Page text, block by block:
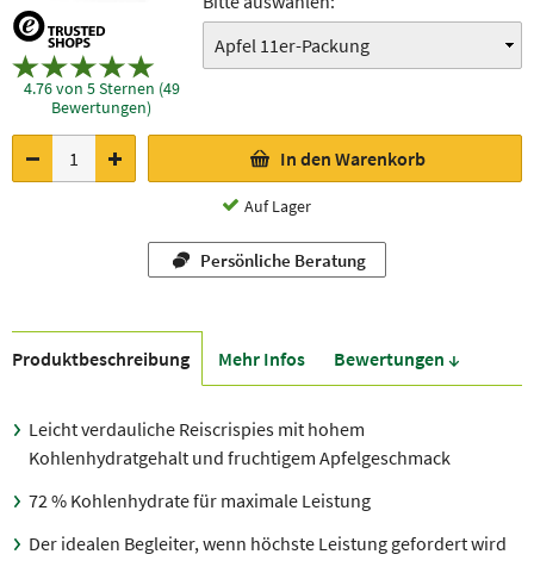
4.76 von 5 Sternen (49
Bewertungen)
In den Warenkorb
Auf Lager
Persönliche Beratung
Produkt­beschreibung Mehr Infos Bewer­tungen ↓
Leicht verdauliche Reiscrispies mit hohem
Kohlenhydratgehalt und fruchtigem Apfelgeschmack
72 % Kohlenhydrate für maximale Leistung
Der idealen Begleiter, wenn höchste Leistung gefordert wird